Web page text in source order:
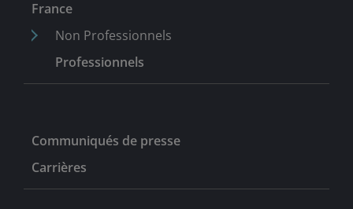
France
Non Professionnels
Professionnels
Communiqués de presse
Carrières